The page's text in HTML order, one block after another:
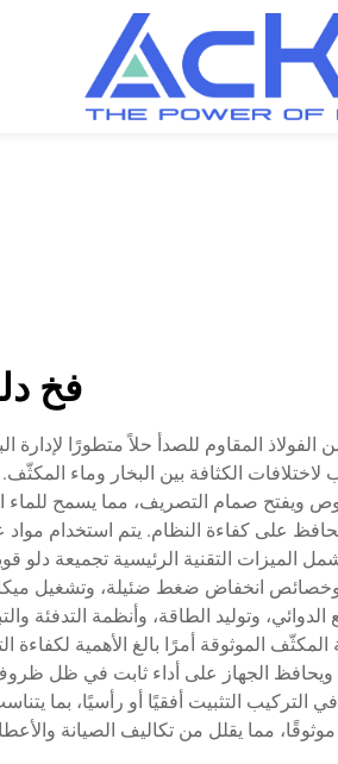
فخ
الفولاذ المقاوم للصدأ حلاً متطورًا
لاختلافات الكثافة بين البخار وماء
ويفتح صمام التصريف، مما يسمح للماء
على كفاءة النظام. يتم استخدام مواد
الميزات التقنية الرئيسية تجميعة
انخفاض ضغط ضئيلة، وتشغيل
الموثوقة أمرًا بالغ الأهمية
الجهاز على أداء ثابت في ظل ظروف
التركيب التثبيت أفقيًا أو رأسيًا، بما
موثوقًا، مما يقلل من تكاليف الصيانة